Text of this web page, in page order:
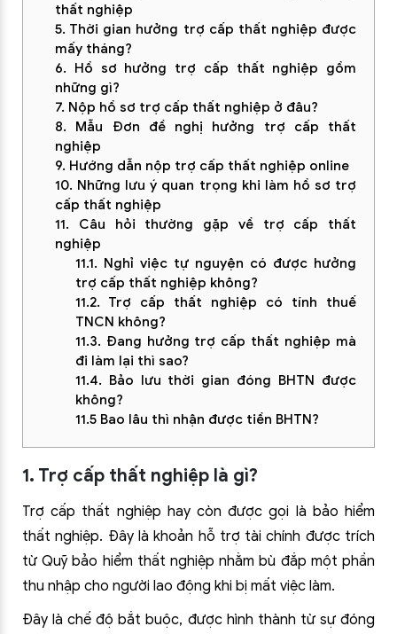
thất nghiệp
5. Thời gian hưởng trợ cấp thất nghiệp được
mấy tháng?
6. Hồ sơ hưởng trợ cấp thất nghiệp gồm
những gì?
7. Nộp hồ sơ trợ cấp thất nghiệp ở đâu?
8. Mẫu Đơn đề nghị hưởng trợ cấp thất
nghiệp
9. Hướng dẫn nộp trợ cấp thất nghiệp online
10. Những lưu ý quan trọng khi làm hồ sơ trợ
cấp thất nghiệp
11. Câu hỏi thường gặp về trợ cấp thất
nghiệp
11.1. Nghỉ việc tự nguyện có được hưởng
trợ cấp thất nghiệp không?
11.2. Trợ cấp thất nghiệp có tính thuế
TNCN không?
11.3. Đang hưởng trợ cấp thất nghiệp mà
đi làm lại thì sao?
11.4. Bảo lưu thời gian đóng BHTN được
không?
11.5 Bao lâu thì nhận được tiền BHTN?
1. Trợ cấp thất nghiệp là gì?
Trợ cấp thất nghiệp hay còn được gọi là bảo hiểm
thất nghiệp. Đây là khoản hỗ trợ tài chính được trích
từ Quỹ bảo hiểm thất nghiệp nhằm bù đắp một phần
thu nhập cho người lao động khi bị mất việc làm.
Đây là chế độ bắt buộc, được hình thành từ sự đóng